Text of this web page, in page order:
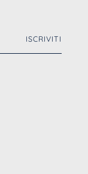
ISCRIVITI